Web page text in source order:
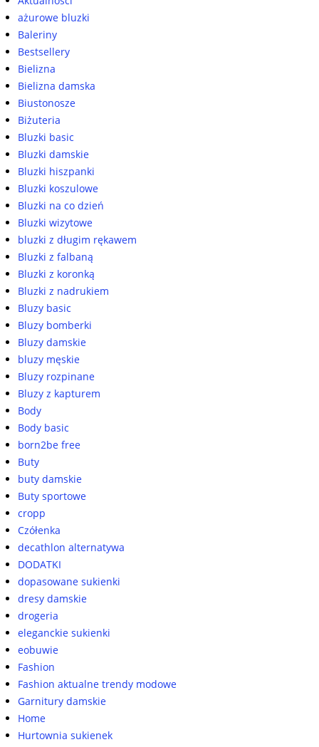
ażurowe bluzki
Baleriny
Bestsellery
Bielizna
Bielizna damska
Biustonosze
Biżuteria
Bluzki basic
Bluzki damskie
Bluzki hiszpanki
Bluzki koszulowe
Bluzki na co dzień
Bluzki wizytowe
bluzki z długim rękawem
Bluzki z falbaną
Bluzki z koronką
Bluzki z nadrukiem
Bluzy basic
Bluzy bomberki
Bluzy damskie
bluzy męskie
Bluzy rozpinane
Bluzy z kapturem
Body
Body basic
born2be free
Buty
buty damskie
Buty sportowe
cropp
Czółenka
decathlon alternatywa
DODATKI
dopasowane sukienki
dresy damskie
drogeria
eleganckie sukienki
eobuwie
Fashion
Fashion aktualne trendy modowe
Garnitury damskie
Home
Hurtownia sukienek